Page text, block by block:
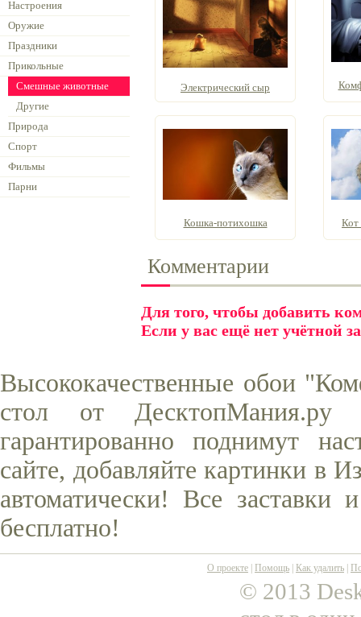
Настроения
Оружие
Праздники
Прикольные
Смешные животные
Другие
Природа
Спорт
Фильмы
Парни
Электрический сыр
Кошка-потихошка Кот
Комментарии
Для того, чтобы добавить
Если у вас ещё нет учётной
Высококачественные обои
стол от
гарантированно поднимут
сайте, добавляйте картинки в
автоматически! Все
бесплатно!
О проекте Помощь Как удалить
© 2013